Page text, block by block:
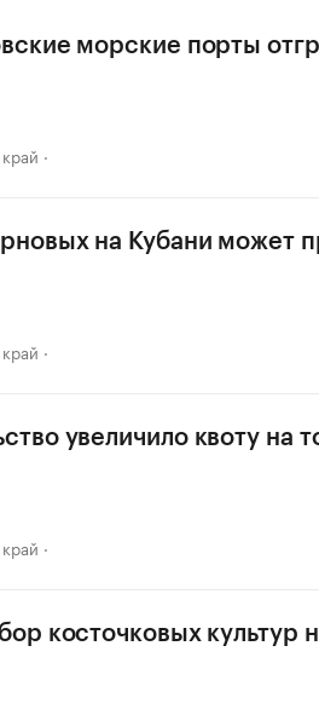
морские порты
на Кубани может
увеличило квоту на
косточковых культур